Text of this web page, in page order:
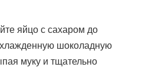
яйцо с сахаром до
шоколадную
муку и тщательно